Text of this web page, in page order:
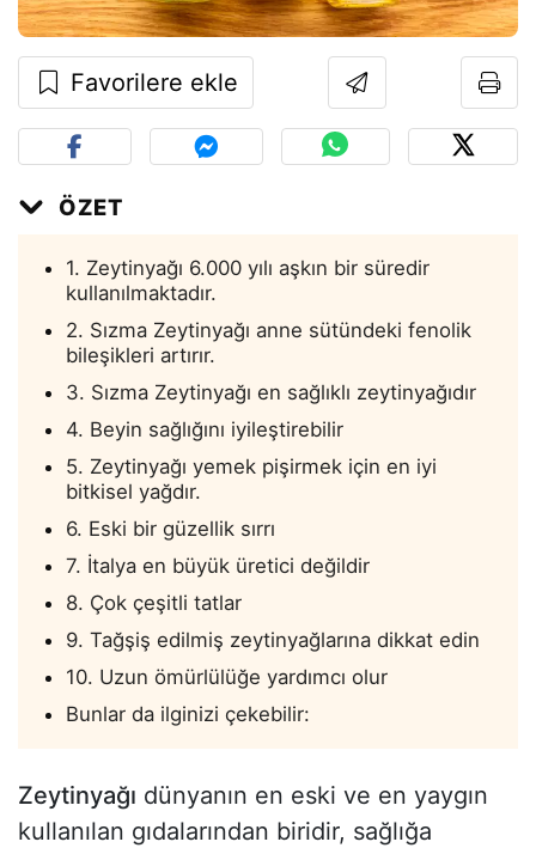
Favorilere ekle
ÖZET
1. Zeytinyağı 6.000 yılı aşkın bir süredir
kullanılmaktadır.
2. Sızma Zeytinyağı anne sütündeki fenolik
bileşikleri artırır.
3. Sızma Zeytinyağı en sağlıklı zeytinyağıdır
4. Beyin sağlığını iyileştirebilir
5. Zeytinyağı yemek pişirmek için en iyi
bitkisel yağdır.
6. Eski bir güzellik sırrı
7. İtalya en büyük üretici değildir
8. Çok çeşitli tatlar
9. Tağşiş edilmiş zeytinyağlarına dikkat edin
10. Uzun ömürlülüğe yardımcı olur
Bunlar da ilginizi çekebilir:
Zeytinyağı dünyanın en eski ve en yaygın
kullanılan gıdalarından biridir, sağlığa